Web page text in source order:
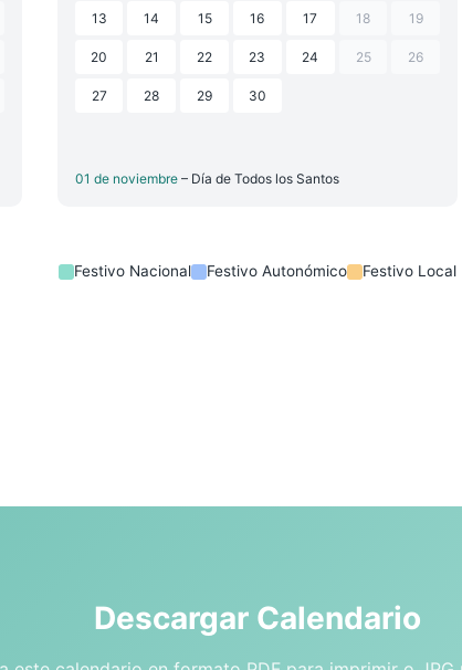
13 14 15 16 17 18 19
20 21 22 23 24 25 26
27 28 29 30
01 de noviembre – Día de Todos los Santos
Festivo Nacional Festivo Autonómico Festivo Local
Descargar Calendario